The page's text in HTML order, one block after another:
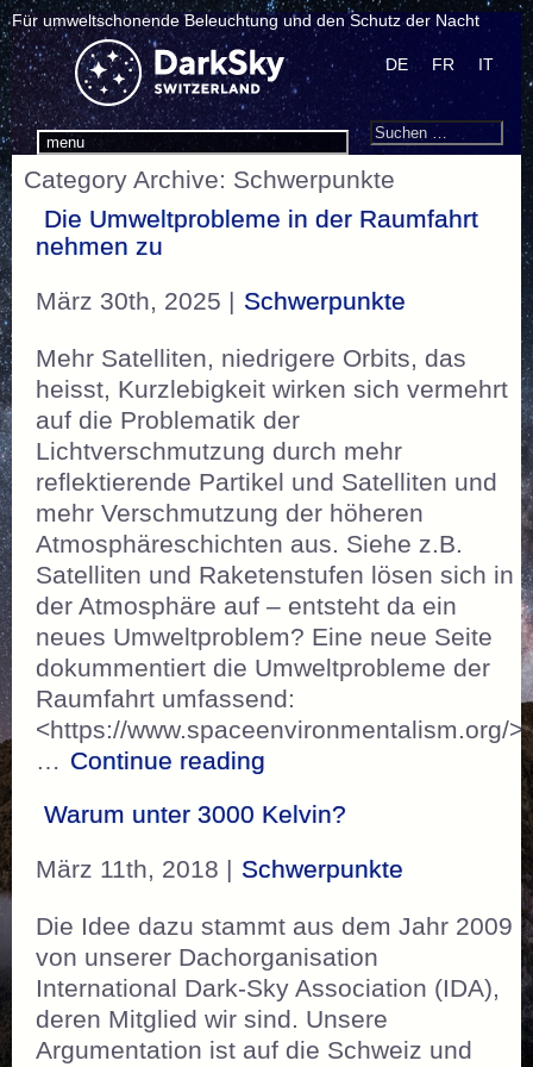
Für umweltschonende Beleuchtung und den Schutz der Nacht
menu
DE FR IT
Search
Suchen
Category Archive: Schwerpunkte
Die Umweltprobleme in der Raumfahrt
nehmen zu
März 30th, 2025 | Schwerpunkte
Mehr Satelliten, niedrigere Orbits, das
heisst, Kurzlebigkeit wirken sich vermehrt
auf die Problematik der
Lichtverschmutzung durch mehr
reflektierende Partikel und Satelliten und
mehr Verschmutzung der höheren
Atmosphäreschichten aus. Siehe z.B.
Satelliten und Raketenstufen lösen sich in
der Atmosphäre auf – entsteht da ein
neues Umwelt­problem? Eine neue Seite
dokummentiert die Umweltprobleme der
Raumfahrt umfassend:
<https://www.spaceenvironmentalism.org/>
… Continue reading „Die Umweltprobleme
Warum unter 3000 Kelvin?
März 11th, 2018 | Schwerpunkte
Die Idee dazu stammt aus dem Jahr 2009
von unserer Dachorganisation
International Dark-Sky Association (IDA),
deren Mitglied wir sind. Unsere
Argumentation ist auf die Schweiz und